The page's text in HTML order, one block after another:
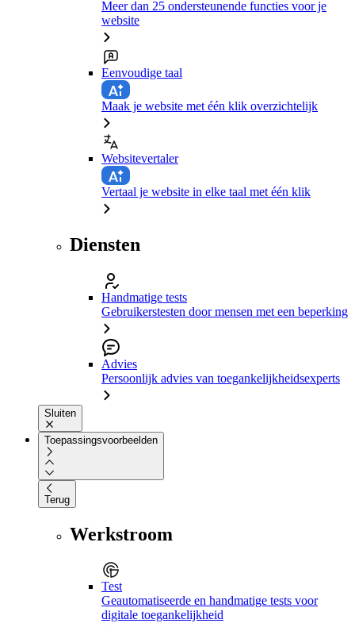
Meer dan 25 ondersteunende functies voor je
website
Eenvoudige taal
Maak je website met één klik overzichtelijk
Websitevertaler
Vertaal je website in elke taal met één klik
Diensten
Handmatige tests
Gebruikerstesten door mensen met een beperking
Advies
Persoonlijk advies van toegankelijkheidsexperts
Sluiten
Toepassingsvoorbeelden
Terug
Werkstroom
Test
Geautomatiseerde en handmatige tests voor
digitale toegankelijkheid